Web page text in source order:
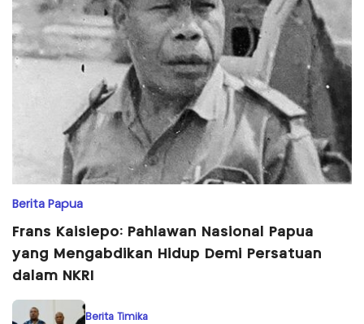
Berita Papua
Frans Kaisiepo: Pahlawan Nasional Papua
yang Mengabdikan Hidup Demi Persatuan
dalam NKRI
Berita Timika